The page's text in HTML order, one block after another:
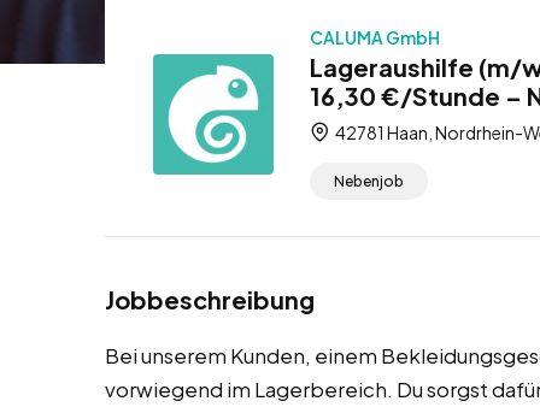
CALUMA GmbH
Lageraushilfe (m/
16,30 €/Stunde –
42781 Haan, Nordrhein-
Nebenjob
Jobbeschreibung
Bei unserem Kunden, einem
vorwiegend im Lagerbereich. Du sorgst